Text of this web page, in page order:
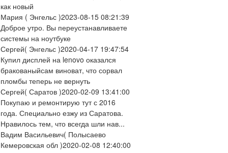
как новый
Мария ( Энгельс )2023-08-15 08:21:39
Доброе утро. Вы переустанавливаете
системы на ноутбуке
Сергей( Энгельс )2020-04-17 19:47:54
Купил дисплей на lenovo оказался
бракованыйсам виноват, что сорвал
пломбы теперь не вернуть
Сергей( Саратов )2020-02-09 13:41:00
Покупаю и ремонтирую тут с 2016
года. Специально езжу из Саратова.
Нравилось тем, что всегда шли нав...
Вадим Васильевич( Полысаево
Кемеровская обл )2020-02-08 12:40:00